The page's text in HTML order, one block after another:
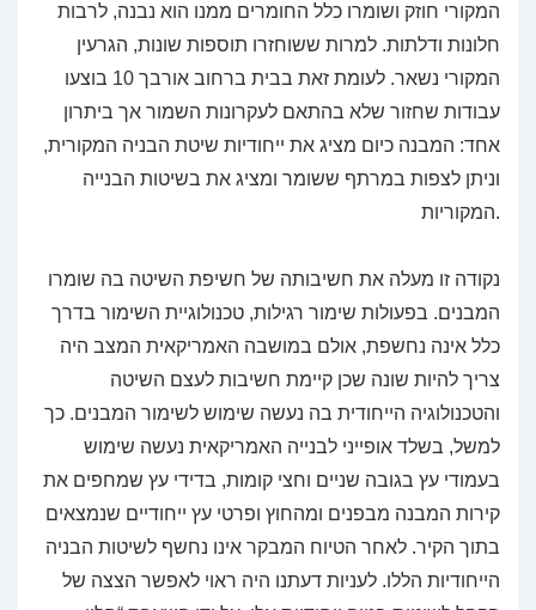
המקורי חוזק ושומרו כלל החומרים ממנו הוא נבנה, לרבות
חלונות ודלתות. למרות ששוחזרו תוספות שונות, הגרעין
המקורי נשאר. לעומת זאת בבית ברחוב אורבך 10 בוצעו
עבודות שחזור שלא בהתאם לעקרונות השמור אך ביתרון
אחד: המבנה כיום מציג את ייחודיות שיטת הבניה המקורית,
וניתן לצפות במרתף ששומר ומציג את בשיטות הבנייה
המקוריות.
נקודה זו מעלה את חשיבותה של חשיפת השיטה בה שומרו
המבנים. בפעולות שימור רגילות, טכנולוגיית השימור בדרך
כלל אינה נחשפת, אולם במושבה האמריקאית המצב היה
צריך להיות שונה שכן קיימת חשיבות לעצם השיטה
והטכנולוגיה הייחודית בה נעשה שימוש לשימור המבנים. כך
למשל, בשלד אופייני לבנייה האמריקאית נעשה שימוש
בעמודי עץ בגובה שניים וחצי קומות, בדידי עץ שמחפים את
קירות המבנה מבפנים ומהחוץ ופרטי עץ ייחודיים שנמצאים
בתוך הקיר. לאחר הטיוח המבקר אינו נחשף לשיטות הבניה
הייחודיות הללו. לעניות דעתנו היה ראוי לאפשר הצצה של